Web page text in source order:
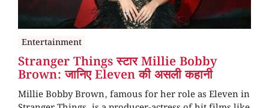
Entertainment
Stranger Things स्टार Millie Bobby
Brown: जानिए Eleven की असली कहानी
Millie Bobby Brown, famous for her role as Eleven in